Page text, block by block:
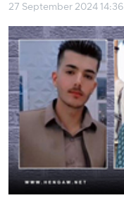
27 September 2024 14:36